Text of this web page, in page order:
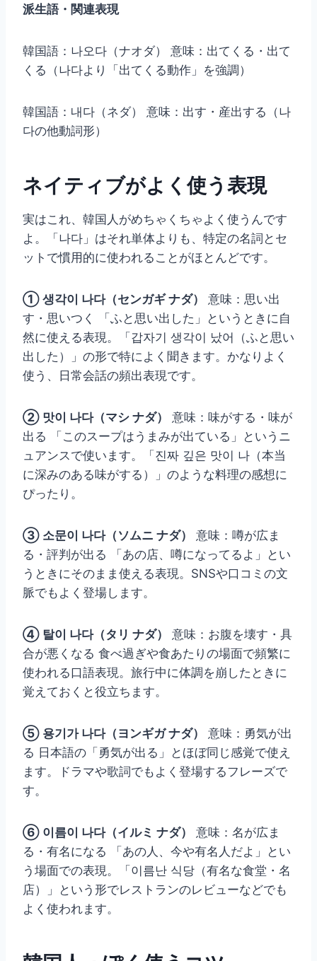
派生語・関連表現
韓国語：나오다（ナオダ） 意味：出てくる・出て
くる（나다より「出てくる動作」を強調）
韓国語：내다（ネダ） 意味：出す・産出する（나
다の他動詞形）
ネイティブがよく使う表現
実はこれ、韓国人がめちゃくちゃよく使うんです
よ。「나다」はそれ単体よりも、特定の名詞とセ
ットで慣用的に使われることがほとんどです。
① 생각이 나다（センガギ ナダ）
意味：思い出
す・思いつく 「ふと思い出した」というときに自
然に使える表現。「갑자기 생각이 났어（ふと思い
出した）」の形で特によく聞きます。かなりよく
使う、日常会話の頻出表現です。
② 맛이 나다（マシ ナダ）
意味：味がする・味が
出る 「このスープはうまみが出ている」というニ
ュアンスで使います。「진짜 깊은 맛이 나（本当
に深みのある味がする）」のような料理の感想に
ぴったり。
③ 소문이 나다（ソムニ ナダ）
意味：噂が広ま
る・評判が出る 「あの店、噂になってるよ」とい
うときにそのまま使える表現。SNSや口コミの文
脈でもよく登場します。
④ 탈이 나다（タリ ナダ）
意味：お腹を壊す・具
合が悪くなる 食べ過ぎや食あたりの場面で頻繁に
使われる口語表現。旅行中に体調を崩したときに
覚えておくと役立ちます。
⑤ 용기가 나다（ヨンギガ ナダ）
意味：勇気が出
る 日本語の「勇気が出る」とほぼ同じ感覚で使え
ます。ドラマや歌詞でもよく登場するフレーズで
す。
⑥ 이름이 나다（イルミ ナダ）
意味：名が広ま
る・有名になる 「あの人、今や有名人だよ」とい
う場面での表現。「이름난 식당（有名な食堂・名
店）」という形でレストランのレビューなどでも
よく使われます。